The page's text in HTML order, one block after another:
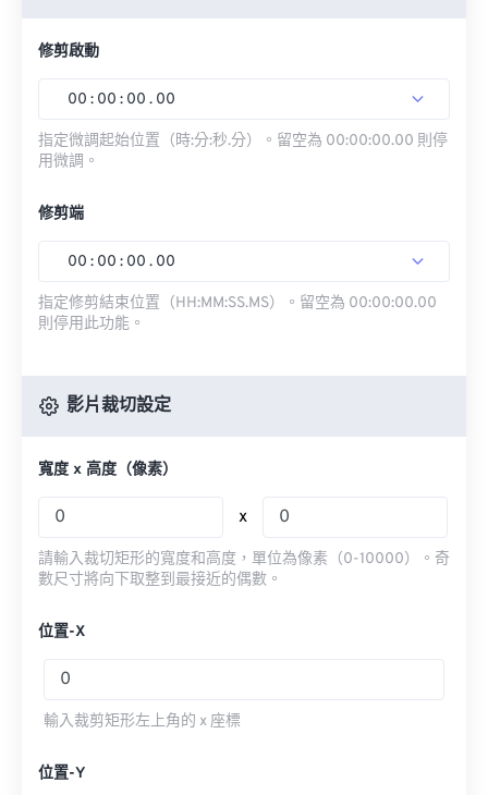
修剪啟動
00 : 00 : 00 . 00
指定微調起始位置（時:分:秒.分）。留空為 00:00:00.00 則停
用微調。
修剪端
00 : 00 : 00 . 00
指定修剪結束位置（HH:MM:SS.MS）。留空為 00:00:00.00
則停用此功能。
影片裁切設定
寬度 x 高度（像素）
x
請輸入裁切矩形的寬度和高度，單位為像素（0-10000）。奇
數尺寸將向下取整到最接近的偶數。
位置-X
輸入裁剪矩形左上角的 x 座標
位置-Y